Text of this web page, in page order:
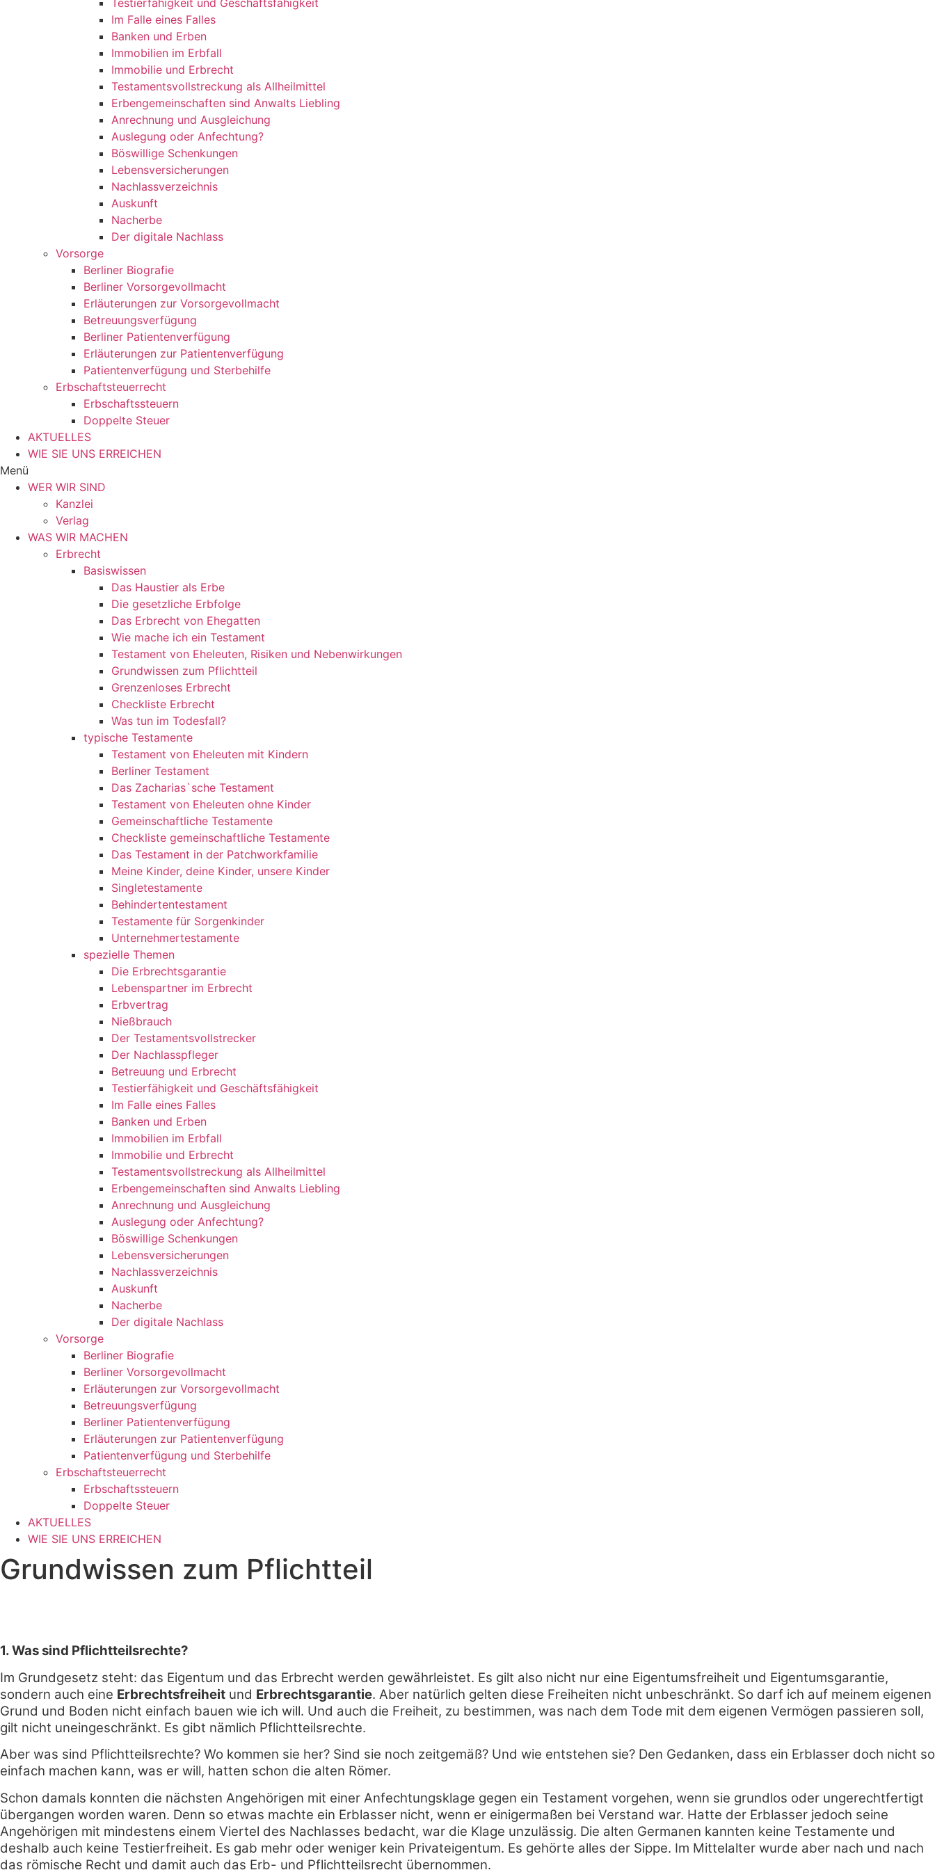
Testierfähigkeit und Geschäftsfähigkeit
Im Falle eines Falles
Banken und Erben
Immobilien im Erbfall
Immobilie und Erbrecht
Testamentsvollstreckung als Allheilmittel
Erbengemeinschaften sind Anwalts Liebling
Anrechnung und Ausgleichung
Auslegung oder Anfechtung?
Böswillige Schenkungen
Lebensversicherungen
Nachlassverzeichnis
Auskunft
Nacherbe
Der digitale Nachlass
Vorsorge
Berliner Biografie
Berliner Vorsorgevollmacht
Erläuterungen zur Vorsorgevollmacht
Betreuungsverfügung
Berliner Patientenverfügung
Erläuterungen zur Patientenverfügung
Patientenverfügung und Sterbehilfe
Erbschaftsteuerrecht
Erbschaftssteuern
Doppelte Steuer
AKTUELLES
WIE SIE UNS ERREICHEN
Menü
WER WIR SIND
Kanzlei
Verlag
WAS WIR MACHEN
Erbrecht
Basiswissen
Das Haustier als Erbe
Die gesetzliche Erbfolge
Das Erbrecht von Ehegatten
Wie mache ich ein Testament
Testament von Eheleuten, Risiken und Nebenwirkungen
Grundwissen zum Pflichtteil
Grenzenloses Erbrecht
Checkliste Erbrecht
Was tun im Todesfall?
typische Testamente
Testament von Eheleuten mit Kindern
Berliner Testament
Das Zacharias`sche Testament
Testament von Eheleuten ohne Kinder
Gemeinschaftliche Testamente
Checkliste gemeinschaftliche Testamente
Das Testament in der Patchworkfamilie
Meine Kinder, deine Kinder, unsere Kinder
Singletestamente
Behindertentestament
Testamente für Sorgenkinder
Unternehmertestamente
spezielle Themen
Die Erbrechtsgarantie
Lebenspartner im Erbrecht
Erbvertrag
Nießbrauch
Der Testamentsvollstrecker
Der Nachlasspfleger
Betreuung und Erbrecht
Testierfähigkeit und Geschäftsfähigkeit
Im Falle eines Falles
Banken und Erben
Immobilien im Erbfall
Immobilie und Erbrecht
Testamentsvollstreckung als Allheilmittel
Erbengemeinschaften sind Anwalts Liebling
Anrechnung und Ausgleichung
Auslegung oder Anfechtung?
Böswillige Schenkungen
Lebensversicherungen
Nachlassverzeichnis
Auskunft
Nacherbe
Der digitale Nachlass
Vorsorge
Berliner Biografie
Berliner Vorsorgevollmacht
Erläuterungen zur Vorsorgevollmacht
Betreuungsverfügung
Berliner Patientenverfügung
Erläuterungen zur Patientenverfügung
Patientenverfügung und Sterbehilfe
Erbschaftsteuerrecht
Erbschaftssteuern
Doppelte Steuer
AKTUELLES
WIE SIE UNS ERREICHEN
Grundwissen zum Pflichtteil
1. Was sind Pflichtteilsrechte?
Im Grundgesetz steht: das Eigentum und das Erbrecht werden gewährleistet. Es gilt also nicht nur eine Eigentumsfreiheit und Eigentumsgarantie,
sondern auch eine Erbrechtsfreiheit und Erbrechtsgarantie. Aber natürlich gelten diese Freiheiten nicht unbeschränkt. So darf ich auf meinem eigenen
Grund und Boden nicht einfach bauen wie ich will. Und auch die Freiheit, zu bestimmen, was nach dem Tode mit dem eigenen Vermögen passieren soll,
gilt nicht uneingeschränkt. Es gibt nämlich Pflichtteilsrechte.
Aber was sind Pflichtteilsrechte? Wo kommen sie her? Sind sie noch zeitgemäß? Und wie entstehen sie? Den Gedanken, dass ein Erblasser doch nicht so
einfach machen kann, was er will, hatten schon die alten Römer.
Schon damals konnten die nächsten Angehörigen mit einer Anfechtungsklage gegen ein Testament vorgehen, wenn sie grundlos oder ungerechtfertigt
übergangen worden waren. Denn so etwas machte ein Erblasser nicht, wenn er einigermaßen bei Verstand war. Hatte der Erblasser jedoch seine
Angehörigen mit mindestens einem Viertel des Nachlasses bedacht, war die Klage unzulässig. Die alten Germanen kannten keine Testamente und
deshalb auch keine Testierfreiheit. Es gab mehr oder weniger kein Privateigentum. Es gehörte alles der Sippe. Im Mittelalter wurde aber nach und nach
das römische Recht und damit auch das Erb- und Pflichtteilsrecht übernommen.